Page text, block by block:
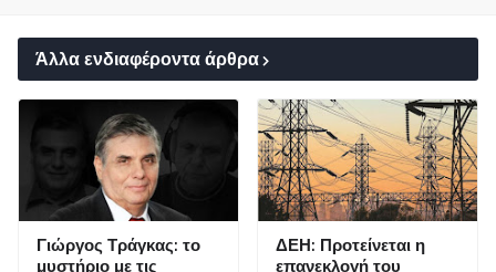
Άλλα ενδιαφέροντα άρθρα
Γιώργος Τράγκας: το
μυστήριο με τις
ΔΕΗ: Προτείνεται η
επανεκλογή του